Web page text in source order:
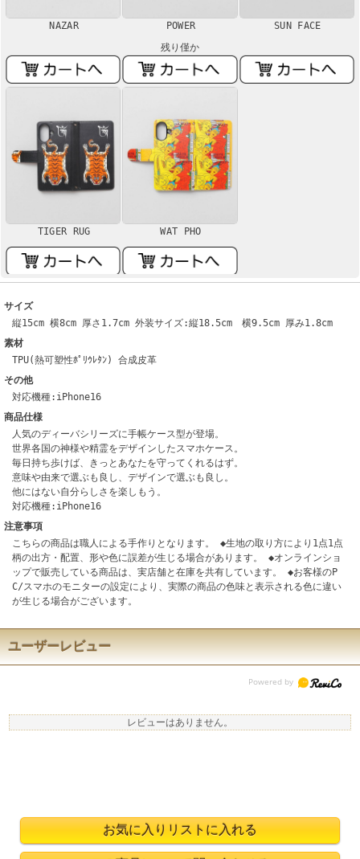
NAZAR
POWER
残り僅か
SUN FACE
TIGER RUG WAT PHO
サイズ
縦15cm 横8cm 厚さ1.7cm 外装サイズ:縦18.5cm 横9.5cm 厚み1.8cm
素材
TPU(熱可塑性ﾎﾟﾘｳﾚﾀﾝ) 合成皮革
その他
対応機種:iPhone16
商品仕様
人気のディーバシリーズに手帳ケース型が登場。
世界各国の神様や精霊をデザインしたスマホケース。
毎日持ち歩けば、きっとあなたを守ってくれるはず。
意味や由来で選ぶも良し、デザインで選ぶも良し。
他にはない自分らしさを楽しもう。
対応機種:iPhone16
注意事項
こちらの商品は職人による手作りとなります。 ◆生地の取り方により1点1点
柄の出方・配置、形や色に誤差が生じる場合があります。 ◆オンラインショ
ップで販売している商品は、実店舗と在庫を共有しています。 ◆お客様のP
C/スマホのモニターの設定により、実際の商品の色味と表示される色に違い
が生じる場合がございます。
ユーザーレビュー
レビューはありません。